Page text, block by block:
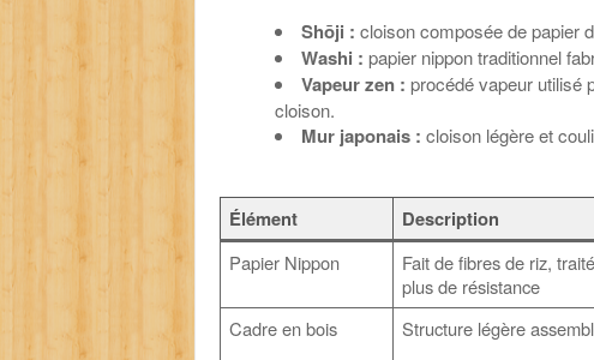
Shōji : cloison composée de papier
Washi : papier nippon traditionnel
Vapeur zen : procédé vapeur utilisé
cloison.
Mur japonais : cloison légère et
Élément Description
Papier Nippon
Fait de fibres de riz,
plus de résistance
Cadre en bois
Structure légère